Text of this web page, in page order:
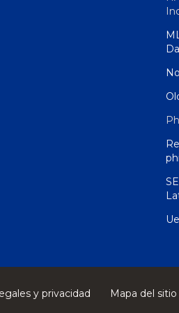
y privacidad Mapa del sitio